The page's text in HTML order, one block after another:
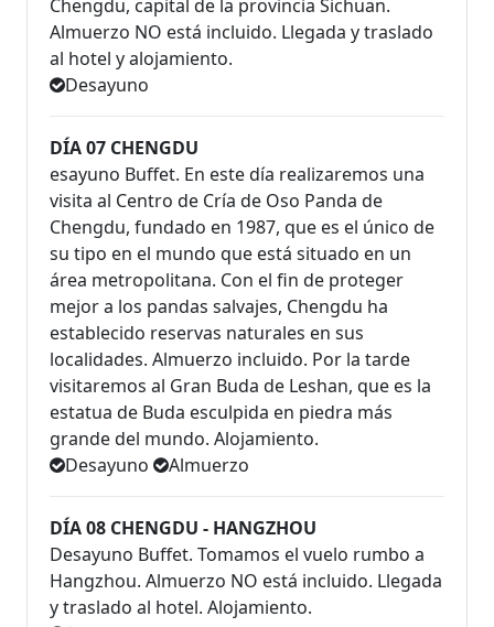
Chengdu, capital de la provincia Sichuan.
Almuerzo NO está incluido. Llegada y traslado
al hotel y alojamiento.
Desayuno
DÍA 07 CHENGDU
esayuno Buffet. En este día realizaremos una
visita al Centro de Cría de Oso Panda de
Chengdu, fundado en 1987, que es el único de
su tipo en el mundo que está situado en un
área metropolitana. Con el fin de proteger
mejor a los pandas salvajes, Chengdu ha
establecido reservas naturales en sus
localidades. Almuerzo incluido. Por la tarde
visitaremos al Gran Buda de Leshan, que es la
estatua de Buda esculpida en piedra más
grande del mundo. Alojamiento.
Desayuno
Almuerzo
DÍA 08 CHENGDU - HANGZHOU
Desayuno Buffet. Tomamos el vuelo rumbo a
Hangzhou. Almuerzo NO está incluido. Llegada
y traslado al hotel. Alojamiento.